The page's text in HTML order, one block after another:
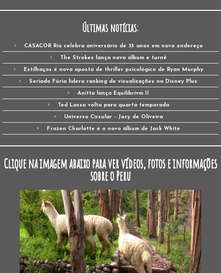
Últimas notícias:
CASACOR Rio celebra aniversário de 35 anos em novo endereço
The Strokes lança novo álbum e turnê
Estilhaços é nova aposta de thriller psicológico de Ryan Murphy
Seriado Fúria lidera ranking de visualizações na Disney Plus
Anitta lança Equilibrivm II
Ted Lasso volta para quarta temporada
Universo Circular – Jocy de Oliveira
Frozen Charlotte é o novo álbum de Jack White
Clique na imagem abaixo para ver vídeos, fotos e informações
sobre o Peru